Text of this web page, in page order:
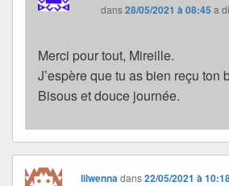
dans28/05/2021 à 08:45 a
Merci pour tout, Mireille.
J’espère que tu as bien reçu
Bisous et douce journée.
lilwenna dans22/05/2021 à